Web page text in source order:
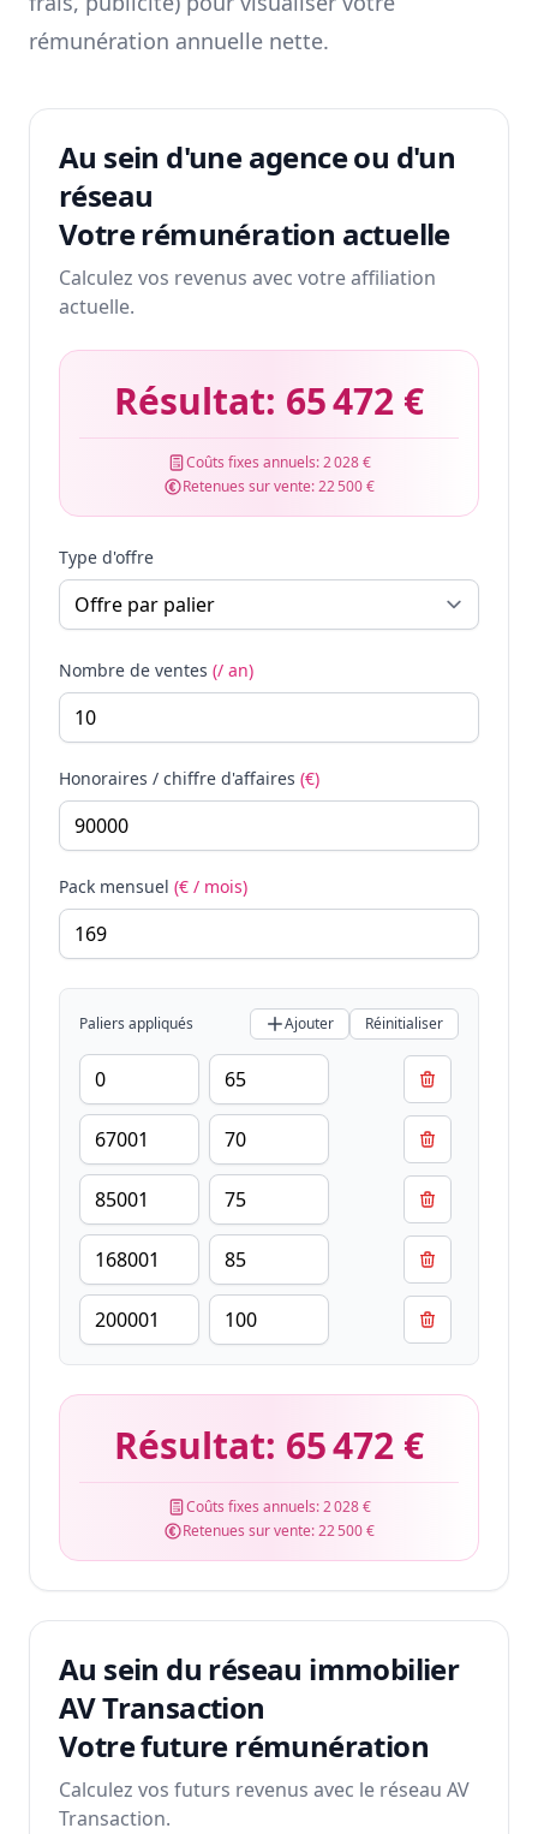
rémunération annuelle nette.
Au sein d'une agence ou d'un
réseau
Votre rémunération actuelle
Calculez vos revenus avec votre affiliation
actuelle.
Résultat: 65 472 €
Coûts fixes annuels:2 028 €
Retenues sur vente:22 500 €
Type d'offre
Nombre de ventes (/ an)
Honoraires / chiffre d'affaires (€)
Pack mensuel (€ / mois)
Paliers appliqués Ajouter Réinitialiser
Résultat: 65 472 €
Coûts fixes annuels:2 028 €
Retenues sur vente:22 500 €
Au sein du réseau immobilier
AV Transaction
Votre future rémunération
Calculez vos futurs revenus avec le réseau AV
Transaction.